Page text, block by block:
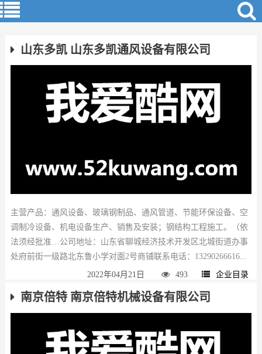
山东多凯 山东多凯通风设备有限公司
主营产品：通风设备、玻璃钢制品、通风管道、节能环保设备、空
调制冷设备、机电设备生产、销售及安装；钢结构工程施工。（依
法须经批准…公司地址：山东省聊城经济技术开发区北城街道办事
处府前街一级路北东鲁小学对面2号商铺联系电话：13290266616...
2022年04月21日 493 企业目录
南京倍特 南京倍特机械设备有限公司